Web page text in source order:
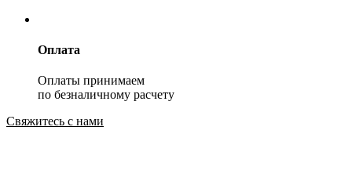
Оплата
Оплаты принимаем
по безналичному расчету
Свяжитесь с нами